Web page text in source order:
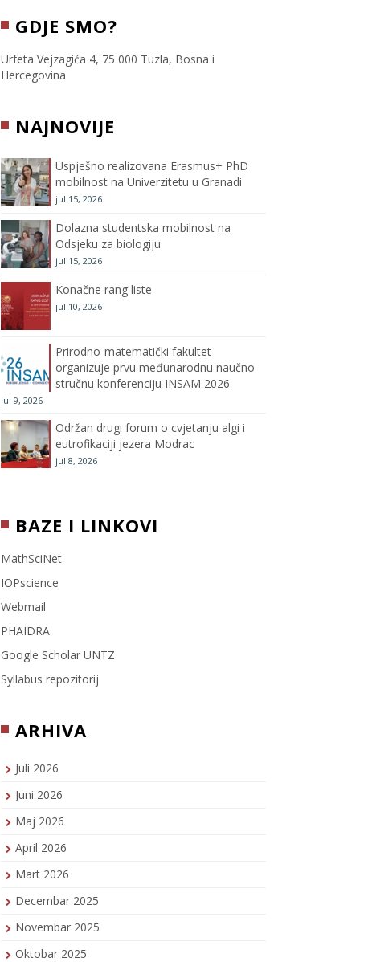
c
e
o
o
k
i
t
e
t
a
m
T
C
h
e
l
GDJE SMO?
Urfeta Vejzagića 4, 75 000 Tuzla, Bosna i
Hercegovina
NAJNOVIJE
Uspješno realizovana Erasmus+ PhD
mobilnost na Univerzitetu u Granadi
jul 15, 2026
Dolazna studentska mobilnost na
Odsjeku za biologiju
jul 15, 2026
Konačne rang liste
jul 10, 2026
Prirodno-matematički fakultet
organizuje prvu međunarodnu naučno-
stručnu konferenciju INSAM 2026
jul 9, 2026
Održan drugi forum o cvjetanju algi i
eutrofikaciji jezera Modrac
jul 8, 2026
BAZE I LINKOVI
MathSciNet
IOPscience
Webmail
PHAIDRA
Google Scholar UNTZ
Syllabus repozitorij
ARHIVA
Juli 2026
Juni 2026
Maj 2026
April 2026
Mart 2026
Decembar 2025
Novembar 2025
Oktobar 2025